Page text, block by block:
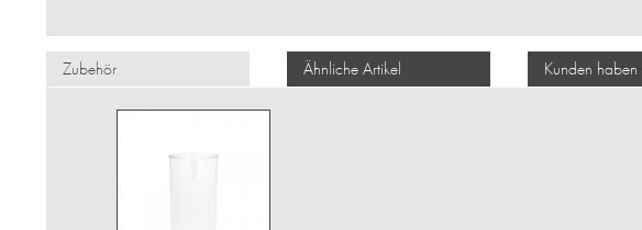
Zubehör Ähnliche Artikel Kunden haben